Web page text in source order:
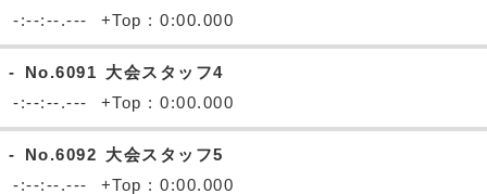
-:--:--.---
+Top : 0:00.000
- No.6091 大会スタッフ4
-:--:--.---
+Top : 0:00.000
- No.6092 大会スタッフ5
-:--:--.---
+Top : 0:00.000